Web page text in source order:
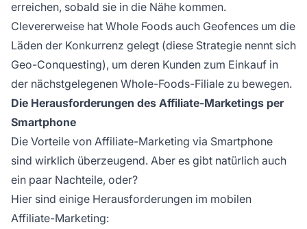
erreichen, sobald sie in die Nähe kommen.
Clevererweise hat Whole Foods auch Geofences um die
Läden der Konkurrenz gelegt (diese Strategie nennt sich
Geo-Conquesting), um deren Kunden zum Einkauf in
der nächstgelegenen Whole-Foods-Filiale zu bewegen.
Die Herausforderungen des Affiliate-Marketings per
Smartphone
Die Vorteile von Affiliate-Marketing via Smartphone
sind wirklich überzeugend. Aber es gibt natürlich auch
ein paar Nachteile, oder?
Hier sind einige Herausforderungen im mobilen
Affiliate-Marketing: